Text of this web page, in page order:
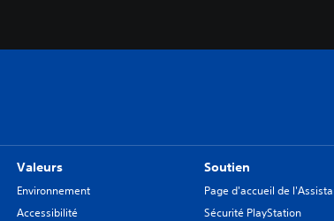
Valeurs
Environnement
Accessibilité
Soutien
Page d'accueil de
Sécurité PlayStation